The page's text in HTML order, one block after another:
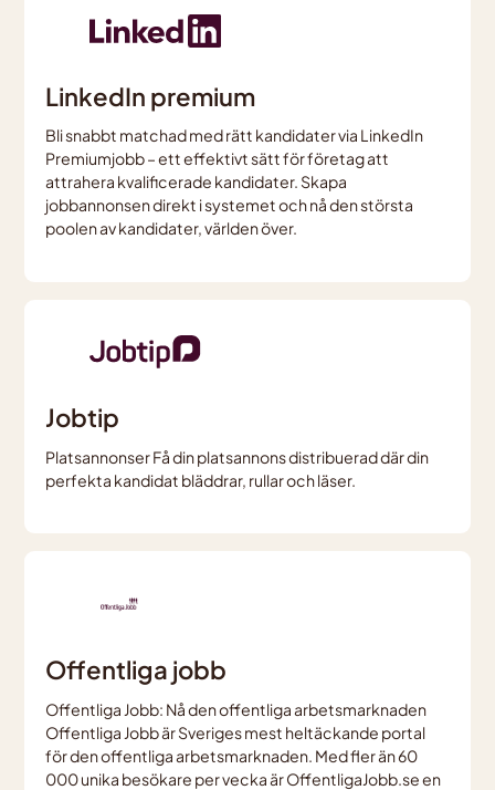
LinkedIn premium
Bli snabbt matchad med rätt kandidater via LinkedIn
Premiumjobb – ett effektivt sätt för företag att
attrahera kvalificerade kandidater. Skapa
jobbannonsen direkt i systemet och nå den största
poolen av kandidater, världen över.
Jobtip
Platsannonser Få din platsannons distribuerad där din
perfekta kandidat bläddrar, rullar och läser.
Offentliga jobb
Offentliga Jobb: Nå den offentliga arbetsmarknaden
Offentliga Jobb är Sveriges mest heltäckande portal
för den offentliga arbetsmarknaden. Med fler än 60
000 unika besökare per vecka är OffentligaJobb.se en